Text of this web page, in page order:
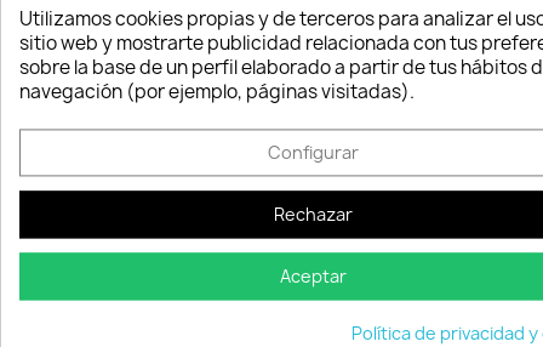
-15% favorite_border
00
Abono Orgánico Frutales
15,98 €
13,58 €
-15% favorite_border
Utilizamos cookies propias y de terceros para analizar el
sitio web y mostrarte publicidad relacionada con tus
sobre la base de un perfil elaborado a partir de tus hábitos
navegación (por ejemplo, páginas visitadas).
Configurar
Rechazar
Aceptar
Política de privacidad